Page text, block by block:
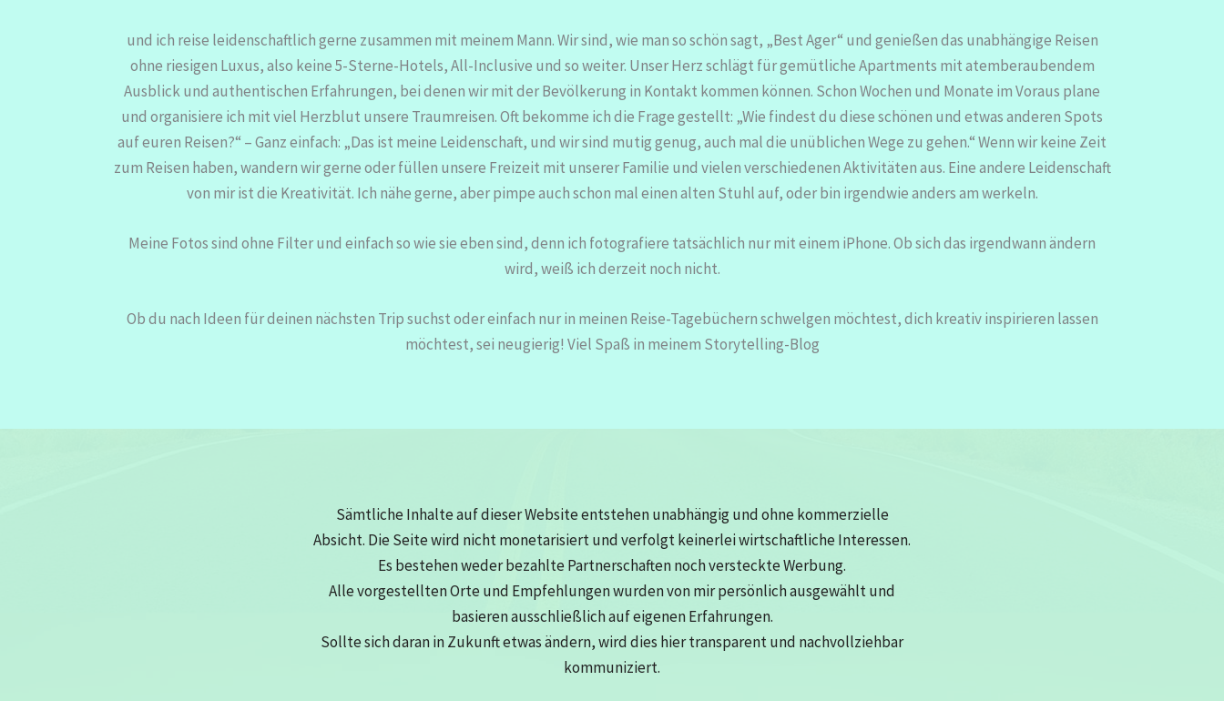
und ich reise leidenschaftlich gerne zusammen mit meinem Mann. Wir sind, wie man so schön sagt, „Best Ager“ und genießen das unabhängige Reisen
ohne riesigen Luxus, also keine 5-Sterne-Hotels, All-Inclusive und so weiter. Unser Herz schlägt für gemütliche Apartments mit atemberaubendem
Ausblick und authentischen Erfahrungen, bei denen wir mit der Bevölkerung in Kontakt kommen können. Schon Wochen und Monate im Voraus plane
und organisiere ich mit viel Herzblut unsere Traumreisen. Oft bekomme ich die Frage gestellt: „Wie findest du diese schönen und etwas anderen Spots
auf euren Reisen?“ – Ganz einfach: „Das ist meine Leidenschaft, und wir sind mutig genug, auch mal die unüblichen Wege zu gehen.“ Wenn wir keine Zeit
zum Reisen haben, wandern wir gerne oder füllen unsere Freizeit mit unserer Familie und vielen verschiedenen Aktivitäten aus. Eine andere Leidenschaft
von mir ist die Kreativität. Ich nähe gerne, aber pimpe auch schon mal einen alten Stuhl auf, oder bin irgendwie anders am werkeln.
Meine Fotos sind ohne Filter und einfach so wie sie eben sind, denn ich fotografiere tatsächlich nur mit einem iPhone. Ob sich das irgendwann ändern
wird, weiß ich derzeit noch nicht.
Ob du nach Ideen für deinen nächsten Trip suchst oder einfach nur in meinen Reise-Tagebüchern schwelgen möchtest, dich kreativ inspirieren lassen
möchtest, sei neugierig! Viel Spaß in meinem Storytelling-Blog
Sämtliche Inhalte auf dieser Website entstehen unabhängig und ohne kommerzielle
Absicht. Die Seite wird nicht monetarisiert und verfolgt keinerlei wirtschaftliche Interessen.
Es bestehen weder bezahlte Partnerschaften noch versteckte Werbung.
Alle vorgestellten Orte und Empfehlungen wurden von mir persönlich ausgewählt und
basieren ausschließlich auf eigenen Erfahrungen.
Sollte sich daran in Zukunft etwas ändern, wird dies hier transparent und nachvollziehbar
kommuniziert.